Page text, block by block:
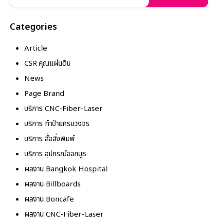
Categories
Article
CSR คุณแผ่นดิน
News
Page Brand
บริการ CNC-Fiber-Laser
บริการ ทำป้ายครบวงจร
บริการ สื่อสิ่งพิมพ์
บริการ อุปกรณ์ออกบูธ
ผลงาน Bangkok Hospital
ผลงาน Billboards
ผลงาน Boncafe
ผลงาน CNC-Fiber-Laser